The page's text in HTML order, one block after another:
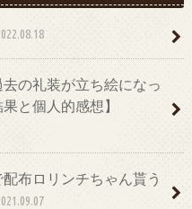
の礼装が立ち絵になっ
と個人的感想】
布ロリンチちゃん貰う